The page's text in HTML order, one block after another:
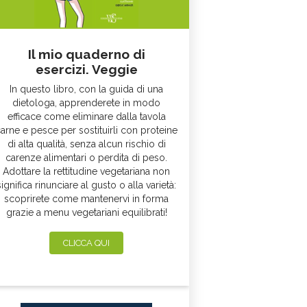
Il mio quaderno di
esercizi. Veggie
In questo libro, con la guida di una
dietologa, apprenderete in modo
efficace come eliminare dalla tavola
e pesce per sostituirli con proteine
di alta qualità, senza alcun rischio di
carenze alimentari o perdita di peso.
Adottare la rettitudine vegetariana non
rinunciare al gusto o alla varietà:
scoprirete come mantenervi in forma
grazie a menu vegetariani equilibrati!
CLICCA QUI